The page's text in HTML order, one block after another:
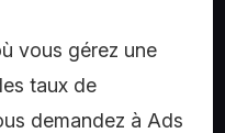
vous gérez une
taux de
demandez à Ads